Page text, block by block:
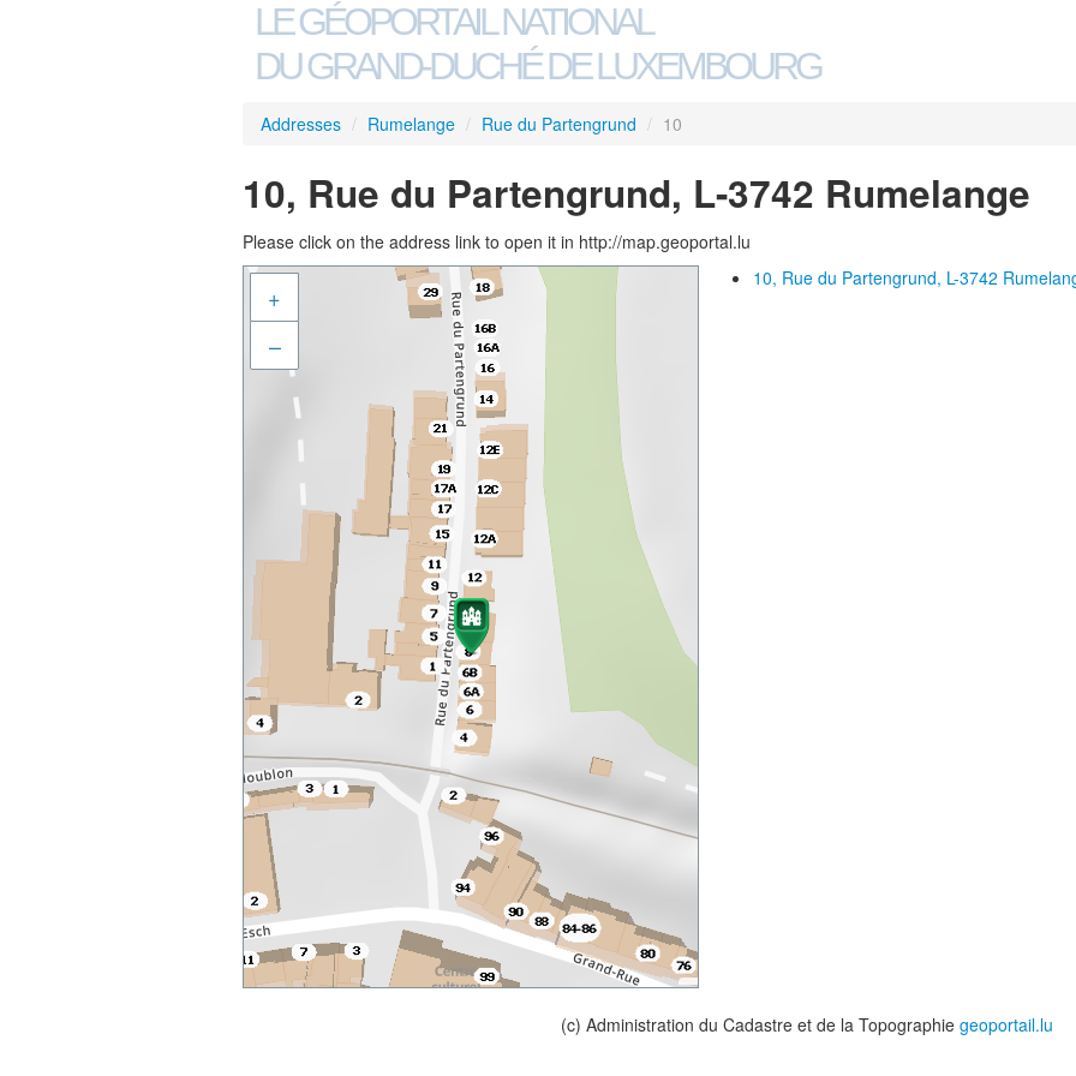
LE GÉOPORTAIL NATIONAL
DU GRAND-DUCHÉ DE LUXEMBOURG
Addresses / Rumelange / Rue du Partengrund / 10
10, Rue du Partengrund, L-3742 Rumelange
Please click on the address link to open it in http://map.geoportal.lu
+
–
10, Rue du Partengrund, L-3742
(c) Administration du Cadastre et de la Topographie geoportail.lu